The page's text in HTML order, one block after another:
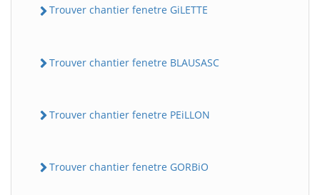
Trouver chantier fenetre GiLETTE
Trouver chantier fenetre BLAUSASC
Trouver chantier fenetre PEiLLON
Trouver chantier fenetre GORBiO